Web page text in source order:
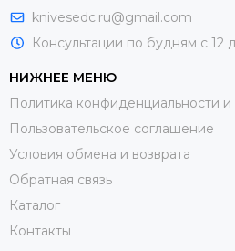
knivesedc.ru@gmail.com
Консультации по будням с 12
НИЖНЕЕ МЕНЮ
Политика конфиденциальности и
Пользовательское соглашение
Условия обмена и возврата
Обратная связь
Каталог
Контакты